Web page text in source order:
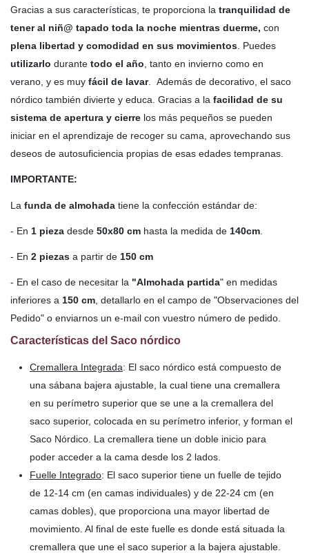
Gracias a sus características, te proporciona la tranquilidad de
tener al niñ@ tapado toda la noche mientras duerme, con
plena libertad y comodidad en sus movimientos. Puedes
utilizarlo durante todo el año, tanto en invierno como en
verano, y es muy fácil de lavar. Además de decorativo, el saco
nórdico también divierte y educa. Gracias a la facilidad de su
sistema de apertura y cierre los más pequeños se pueden
iniciar en el aprendizaje de recoger su cama, aprovechando sus
deseos de autosuficiencia propias de esas edades tempranas.
IMPORTANTE:
La funda de almohada tiene la confección estándar de:
- En 1 pieza desde 50x80 cm hasta la medida de 140cm
- En 2 piezas a partir de 150 cm
- En el caso de necesitar la "Almohada partida" en medidas
inferiores a 150 cm , detallarlo en el campo de "Observaciones del
Pedido" o enviarnos un e-mail con vuestro número de pedido.
Características del Saco nórdico
Cremallera Integrada: El saco nórdico está compuesto de
una sábana bajera ajustable, la cual tiene una cremallera
en su perímetro superior que se une a la cremallera del
saco superior, colocada en su perímetro inferior, y forman el
Saco Nórdico. La cremallera tiene un doble inicio para
poder acceder a la cama desde los 2 lados.
Fuelle Integrado: El saco superior tiene un fuelle de tejido
de 12-14 cm (en camas individuales) y de 22-24 cm (en
camas dobles), que proporciona una mayor libertad de
movimiento. Al final de este fuelle es donde está situada la
cremallera que une el saco superior a la bajera ajustable.